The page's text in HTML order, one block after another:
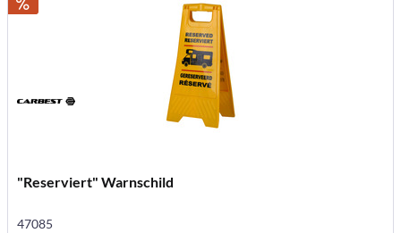
"Reserviert" Warnschild
47085